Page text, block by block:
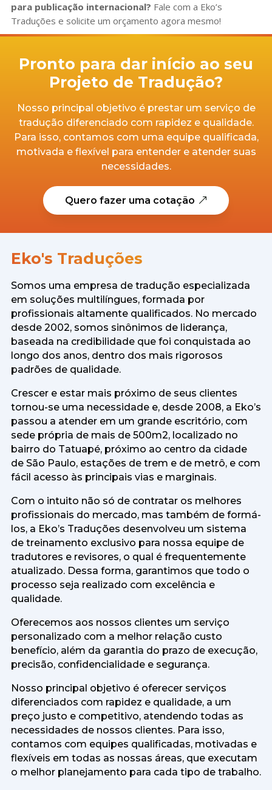
para publicação internacional? Fale com a Eko’s
Traduções e solicite um orçamento agora mesmo!
Pronto para dar início ao seu
Projeto de Tradução?
Nosso principal objetivo é prestar um serviço de
tradução diferenciado com rapidez e qualidade.
Para isso, contamos com uma equipe qualificada,
motivada e flexível para entender e atender suas
necessidades.
Quero fazer uma cotação
Eko's Traduções
Somos uma empresa de tradução especializada
em soluções multilíngues, formada por
profissionais altamente qualificados. No mercado
desde 2002, somos sinônimos de liderança,
baseada na credibilidade que foi conquistada ao
longo dos anos, dentro dos mais rigorosos
padrões de qualidade.
Crescer e estar mais próximo de seus clientes
tornou-se uma necessidade e, desde 2008, a Eko’s
passou a atender em um grande escritório, com
sede própria de mais de 500m2, localizado no
bairro do Tatuapé, próximo ao centro da cidade
de São Paulo, estações de trem e de metrô, e com
fácil acesso às principais vias e marginais.
Com o intuito não só de contratar os melhores
profissionais do mercado, mas também de formá-
los, a Eko’s Traduções desenvolveu um sistema
de treinamento exclusivo para nossa equipe de
tradutores e revisores, o qual é frequentemente
atualizado. Dessa forma, garantimos que todo o
processo seja realizado com excelência e
qualidade.
Oferecemos aos nossos clientes um serviço
personalizado com a melhor relação custo
benefício, além da garantia do prazo de execução,
precisão, confidencialidade e segurança.
Nosso principal objetivo é oferecer serviços
diferenciados com rapidez e qualidade, a um
preço justo e competitivo, atendendo todas as
necessidades de nossos clientes. Para isso,
contamos com equipes qualificadas, motivadas e
flexíveis em todas as nossas áreas, que executam
o melhor planejamento para cada tipo de trabalho.